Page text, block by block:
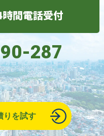
間電話受付
287
りを試す